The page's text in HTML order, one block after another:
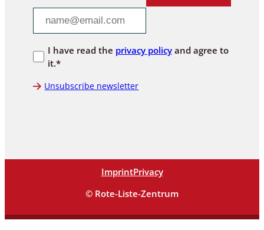
I have read the privacy policyand agree to
it.*
Unsubscribe newsletter
ImprintPrivacy
© Rote-Liste-Zentrum